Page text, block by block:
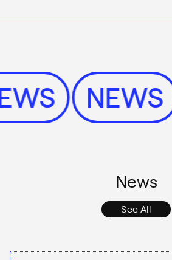
NEWS
News
See All